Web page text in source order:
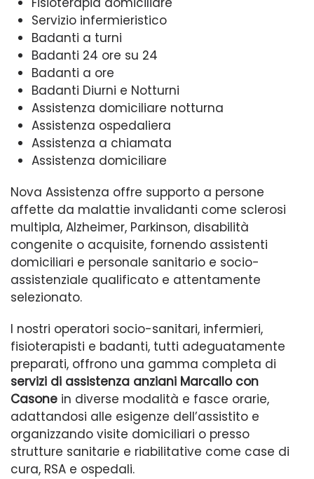
Servizio infermieristico
Badanti a turni
Badanti 24 ore su 24
Badanti a ore
Badanti Diurni e Notturni
Assistenza domiciliare notturna
Assistenza ospedaliera
Assistenza a chiamata
Assistenza domiciliare
Nova Assistenza offre supporto a persone
affette da malattie invalidanti come sclerosi
multipla, Alzheimer, Parkinson, disabilità
congenite o acquisite, fornendo assistenti
domiciliari e personale sanitario e socio-
assistenziale qualificato e attentamente
selezionato.
I nostri operatori socio-sanitari, infermieri,
fisioterapisti e badanti, tutti adeguatamente
preparati, offrono una gamma completa di
servizi di assistenza anziani Marcallo con
Casone in diverse modalità e fasce orarie,
adattandosi alle esigenze dell’assistito e
organizzando visite domiciliari o presso
strutture sanitarie e riabilitative come case di
cura, RSA e ospedali.